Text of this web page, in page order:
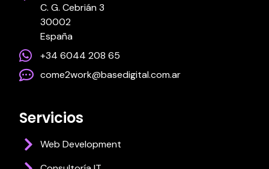
C. G. Cebrián 3
30002
España
+34 6044 208 65
come2work@basedigital.com.ar
Servicios
Web Development